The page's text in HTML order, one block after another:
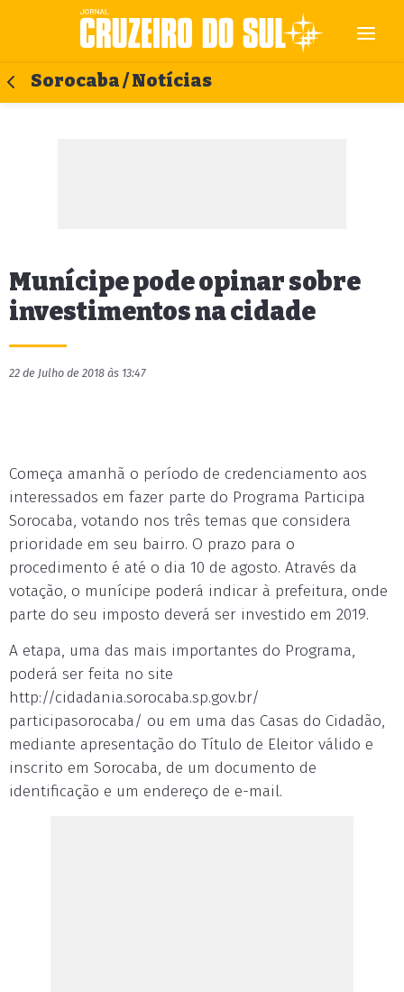
Sorocaba / Notícias
Munícipe pode opinar sobre
investimentos na cidade
22 de Julho de 2018 às 13:47
Começa amanhã o período de credenciamento aos
interessados em fazer parte do Programa Participa
Sorocaba, votando nos três temas que considera
prioridade em seu bairro. O prazo para o
procedimento é até o dia 10 de agosto. Através da
votação, o munícipe poderá indicar à prefeitura, onde
parte do seu imposto deverá ser investido em 2019.
A etapa, uma das mais importantes do Programa,
poderá ser feita no site
http://cidadania.sorocaba.sp.gov.br/
participasorocaba/ ou em uma das Casas do Cidadão,
mediante apresentação do Título de Eleitor válido e
inscrito em Sorocaba, de um documento de
identificação e um endereço de e-mail.